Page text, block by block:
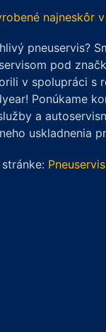
najneskôr
pneuservis?
pod
v spolupráci s
Ponúkame
a
uskladnenia